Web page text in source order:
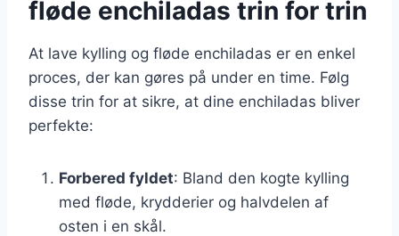
fløde enchiladas trin for trin
At lave kylling og fløde enchiladas er en enkel
proces, der kan gøres på under en time. Følg
disse trin for at sikre, at dine enchiladas bliver
perfekte:
Forbered fyldet: Bland den kogte kylling
med fløde, krydderier og halvdelen af
osten i en skål.